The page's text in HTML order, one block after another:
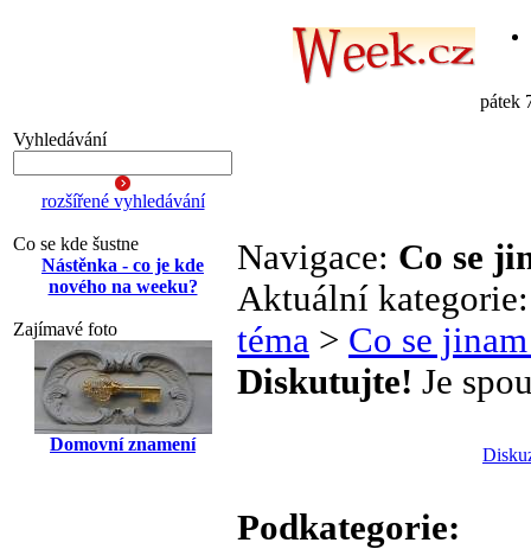
pátek
Vyhledávání
rozšířené vyhledávání
Co se kde šustne
Nástěnka - co je kde
nového na weeku?
Zajímavé foto
Domovní znamení
Navigace: Co se
Aktuální
téma > Co se
Diskutujte! Je
Podkategorie: